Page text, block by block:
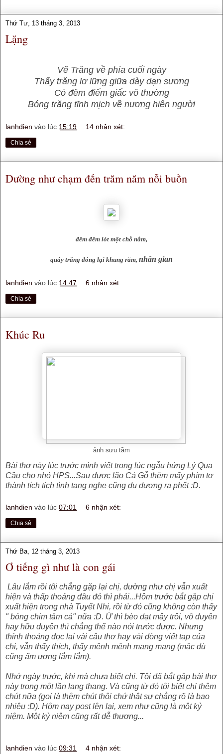
Thứ Tư, 13 tháng 3, 2013
Lặng
Vẽ Trăng về phía cuối ngày
Thấy trăng lơ lững giữa dày dạn sương
Có đêm điểm giấc vô thường
Bóng trăng tĩnh mịch về nương hiên người
lanhdien vào lúc 15:19 14 nhận xét:
Chia sẻ
Dường như chạm đến trăm năm nỗi buồn
đêm đêm lót một chỗ nằm,
quây trăng đóng lại khung rằm, nhân gian
lanhdien vào lúc 14:47 6 nhận xét:
Chia sẻ
Khúc Ru
ảnh sưu tầm
Bài thơ này lúc trước mình viết trong lúc ngẫu hứng Lý Qua
Cầu cho nhỏ HPS...Sau được lão Cá Gỗ thêm mấy phím tơ
thành tích tịch tình tang nghe cũng du dương ra phết :D.
lanhdien vào lúc 07:01 6 nhận xét:
Chia sẻ
Thứ Ba, 12 tháng 3, 2013
Ơ tiếng gì như là con gái
Lâu lắm rồi tôi chẳng gặp lại chị, dường như chị vẫn xuất
hiện và thấp thoáng đâu đó thì phải...Hôm trước bắt gặp chị
xuất hiện trong nhà Tuyết Nhi, rồi từ đó cũng không còn thấy
" bóng chim tăm cá" nữa :D. Ừ thì bèo dạt mây trôi, vô duyên
hay hữu duyên thì chẳng thể nào nói trước được. Nhưng
thỉnh thoảng đọc lại vài câu thơ hay vài dòng viết tạp của
chị, vẫn thấy thích, thấy mênh mênh mang mang (mặc dù
cũng ẩm ương lắm lắm).
Nhớ ngày trước, khi mà chưa biết chị. Tôi đã bắt gặp bài thơ
này trong một lần lang thang. Và cũng từ đó tôi biết chị thêm
chút nữa (gọi là thêm chút thôi chứ thật sự chẳng rõ là bao
nhiêu :D). Hôm nay post lên lại, xem như cũng là một kỷ
niệm. Một kỷ niệm cũng rất dễ thương...
lanhdien vào lúc 09:31 4 nhận xét: